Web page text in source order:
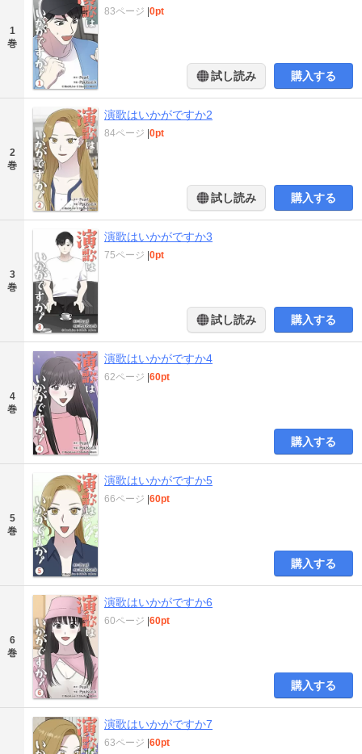
1
巻
83ページ |0pt
試し読み 購入する
2
巻
演歌はいかがですか2
84ページ |0pt
試し読み 購入する
3
巻
演歌はいかがですか3
75ページ |0pt
試し読み 購入する
4
巻
演歌はいかがですか4
62ページ |60pt
購入する
5
巻
演歌はいかがですか5
66ページ |60pt
購入する
6
巻
演歌はいかがですか6
60ページ |60pt
購入する
演歌はいかがですか7
63ページ |60pt